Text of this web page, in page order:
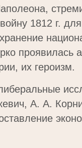
1812 г.
проявилась
их героизм.
А. А.